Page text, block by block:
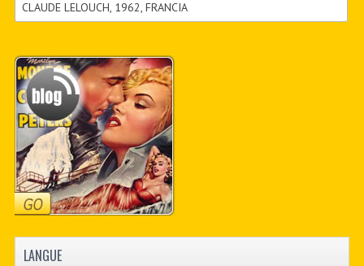
CLAUDE LELOUCH, 1962, FRANCIA
LANGUE